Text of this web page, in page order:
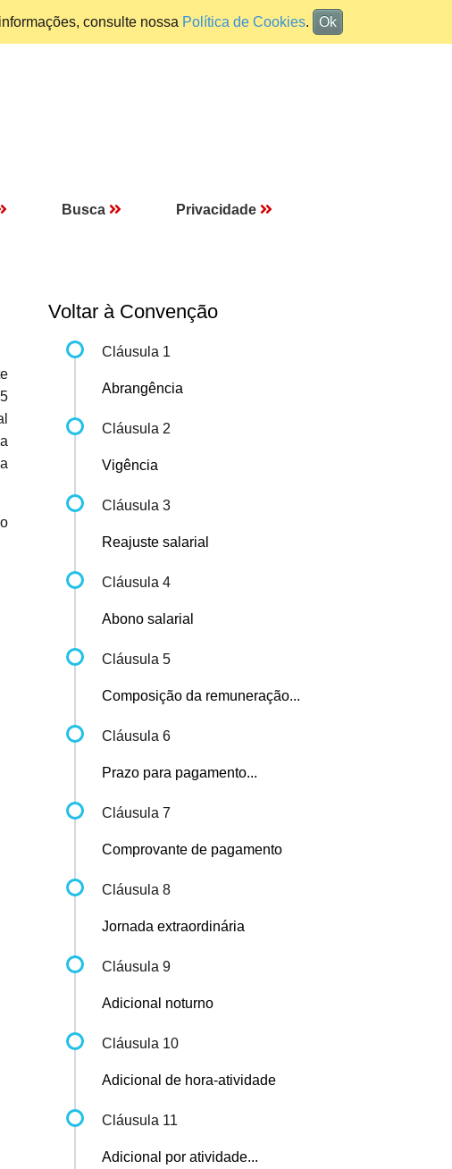
consulte nossa Política de Cookies. Ok
Busca Privacidade
Voltar à Convenção
Cláusula 1
Abrangência
Cláusula 2
Vigência
Cláusula 3
Reajuste salarial
Cláusula 4
Abono salarial
Cláusula 5
Composição da remuneração...
Cláusula 6
Prazo para pagamento...
Cláusula 7
Comprovante de pagamento
Cláusula 8
Jornada extraordinária
Cláusula 9
Adicional noturno
Cláusula 10
Adicional de hora-atividade
Cláusula 11
Adicional por atividade...